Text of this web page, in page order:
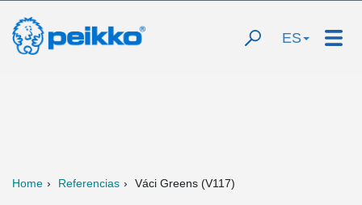
ES
Home Referencias Váci Greens (V117)